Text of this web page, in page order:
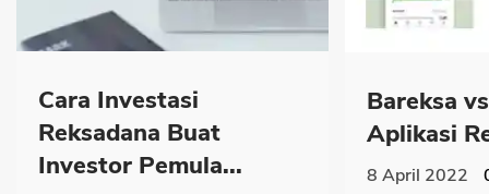
Cara Investasi
Reksadana Buat
Investor Pemula...
Bareksa
Aplikasi
8 April 2022